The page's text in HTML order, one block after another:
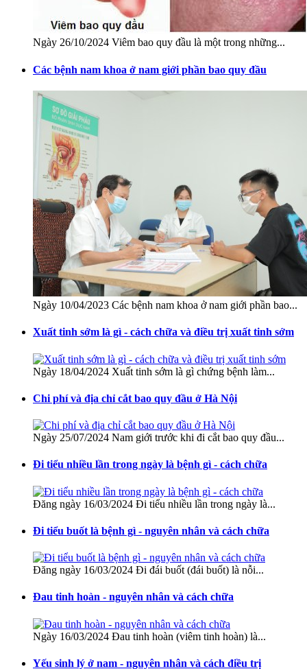
Ngày 26/10/2024 Viêm bao quy đầu là một trong những...
Các bệnh nam khoa ở nam giới phần bao quy đầu
Ngày 10/04/2023 Các bệnh nam khoa ở nam giới phần bao...
Xuất tinh sớm là gì - cách chữa và điều trị xuất tinh sớm
Ngày 18/04/2024 Xuất tinh sớm là gì chứng bệnh làm...
Chi phí và địa chỉ cắt bao quy đầu ở Hà Nội
Ngày 25/07/2024 Nam giới trước khi đi cắt bao quy đầu...
Đi tiểu nhiều lần trong ngày là bệnh gì - cách chữa
Đăng ngày 16/03/2024 Đi tiểu nhiều lần trong ngày là...
Đi tiểu buốt là bệnh gì - nguyên nhân và cách chữa
Đăng ngày 16/03/2024 Đi đái buốt (đái buốt) là nỗi...
Đau tinh hoàn - nguyên nhân và cách chữa
Ngày 16/03/2024 Đau tinh hoàn (viêm tinh hoàn) là...
Yếu sinh lý ở nam - nguyên nhân và cách điều trị